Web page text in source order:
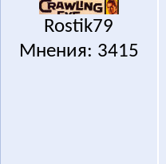
Rostik79
Мнения: 3415